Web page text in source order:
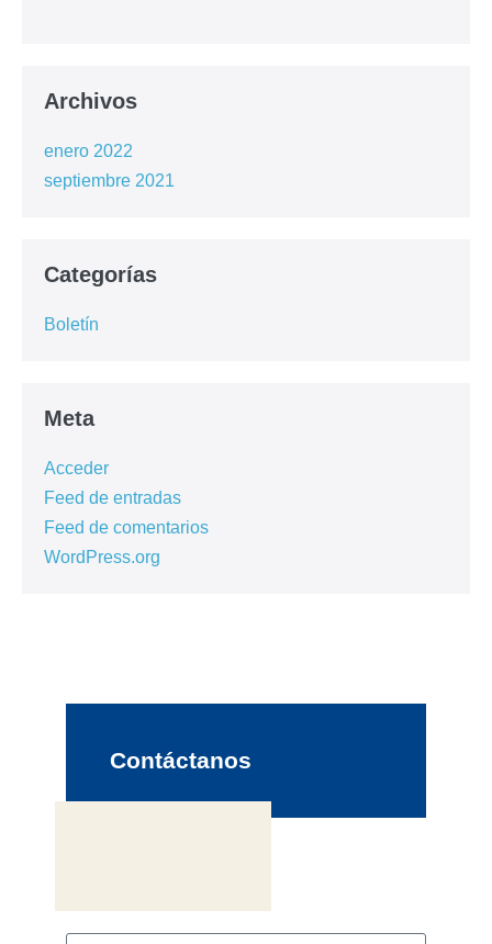
Archivos
enero 2022
septiembre 2021
Categorías
Boletín
Meta
Acceder
Feed de entradas
Feed de comentarios
WordPress.org
Contáctanos